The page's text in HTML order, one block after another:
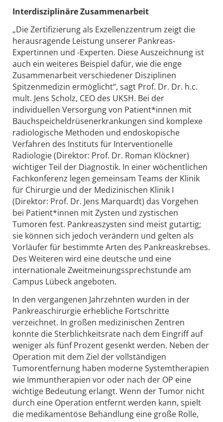
Interdisziplinäre Zusammenarbeit
„Die Zertifizierung als Exzellenzzentrum zeigt die
herausragende Leistung unserer Pankreas-
Expertinnen und -Experten. Diese Auszeichnung ist
auch ein weiteres Beispiel dafür, wie die enge
Zusammenarbeit verschiedener Disziplinen
Spitzenmedizin ermöglicht“, sagt Prof. Dr. Dr. h.c.
mult. Jens Scholz, CEO des UKSH. Bei der
individuellen Versorgung von Patient*innen mit
Bauchspeicheldrüsenerkrankungen sind komplexe
radiologische Methoden und endoskopische
Verfahren des Instituts für Interventionelle
Radiologie (Direktor: Prof. Dr. Roman Klöckner)
wichtiger Teil der Diagnostik. In einer wöchentlichen
Fachkonferenz legen gemeinsam Teams der Klinik
für Chirurgie und der Medizinischen Klinik I
(Direktor: Prof. Dr. Jens Marquardt) das Vorgehen
bei Patient*innen mit Zysten und zystischen
Tumoren fest. Pankreaszysten sind meist gutartig;
sie können sich jedoch verändern und gelten als
Vorläufer für bestimmte Arten des Pankreaskrebses.
Des Weiteren wird eine deutsche und eine
internationale Zweitmeinungssprechstunde am
Campus Lübeck angeboten.
In den vergangenen Jahrzehnten wurden in der
Pankreaschirurgie erhebliche Fortschritte
verzeichnet. In großen medizinischen Zentren
konnte die Sterblichkeitsrate nach dem Eingriff auf
weniger als fünf Prozent gesenkt werden. Neben der
Operation mit dem Ziel der vollständigen
Tumorentfernung haben moderne Systemtherapien
wie Immuntherapien vor oder nach der OP eine
wichtige Bedeutung erlangt. Wenn der Tumor nicht
durch eine Operation entfernt werden kann, spielt
die medikamentöse Behandlung eine große Rolle,